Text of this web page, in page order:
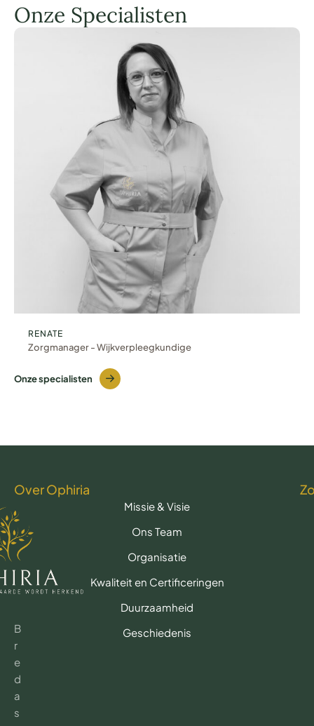
Onze Specialisten
RENATE
Zorgmanager - Wijkverpleegkundige
Onze specialisten
B
r
e
d
a
s
Over Ophiria
Missie & Visie
Ons Team
Organisatie
Kwaliteit en Certificeringen
Duurzaamheid
Geschiedenis